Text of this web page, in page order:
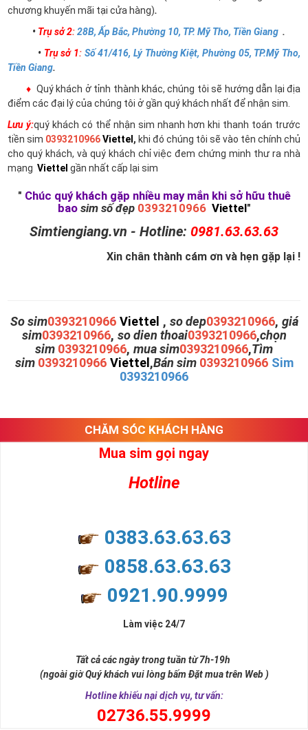
chương khuyến mãi tại cửa hàng).
• Trụ sở 2:28B, Ấp Bắc, Phường 10, TP. Mỹ Tho, Tiền Giang .
• Trụ sở 1: Số 41/416, Lý Thường Kiệt, Phường 05, TP.Mỹ Tho,
Tiền Giang.
♦ Quý khách ở tỉnh thành khác, chúng tôi sẽ hướng dẫn lại địa
điểm các đại lý của chúng tôi ở gần quý khách nhất để nhận sim.
Lưu ý:quý khách có thể nhận sim nhanh hơn khi thanh toán trước
tiền sim 0393210966Viettel , khi đó chúng tôi sẽ vào tên chính chủ
cho quý khách, và quý khách chỉ việc đem chứng minh thư ra nhà
mạng Viettel gần nhất cấp lại sim
" Chúc quý khách gặp nhiều may mắn khi sở hữu thuê
bao sim số đẹp 0393210966 Viettel"
Simtiengiang.vn - Hotline: 0981.63.63.63
Xin chân thành cám ơn và hẹn gặp lại !
So sim0393210966 Viettel , so dep0393210966, giá
sim0393210966, so dien thoai0393210966,chọn
sim 0393210966, mua sim0393210966,Tìm
sim 0393210966 Viettel,Bán sim 0393210966 Sim
0393210966
CHĂM SÓC KHÁCH HÀNG
Mua sim gọi ngay
Hotline
0383.63.63.63
0858.63.63.63
0921.90.9999
Làm việc 24/7
Tất cả các ngày trong tuần từ 7h-19h
(ngoài giờ Quý khách vui lòng bấm Đặt mua trên Web )
Hotline khiếu nại dịch vụ, tư vấn:
02736.55.9999